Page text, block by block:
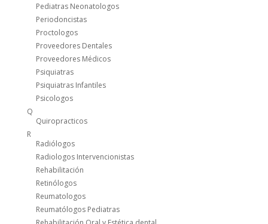
Pediatras Neonatologos
Periodoncistas
Proctologos
Proveedores Dentales
Proveedores Médicos
Psiquiatras
Psiquiatras Infantiles
Psicologos
Q
Quiropracticos
R
Radiólogos
Radiologos Intervencionistas
Rehabilitación
Retinólogos
Reumatologos
Reumatólogos Pediatras